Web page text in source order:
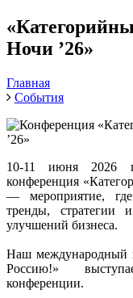
Ночи ’26»
Главная
События
10-11 июня 2026
конференция
— мероприятие,
тренды, стратегии
улучшений бизнеса.
Нашм
Россию!»
конференции.